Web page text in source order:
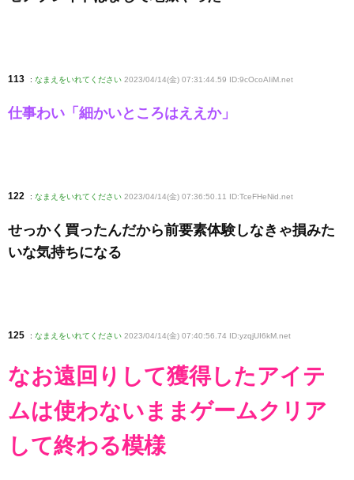
113 : なまえをいれてください 2023/04/14(金) 07:31:44.59 ID:9cOcoAIiM .net
仕事わい「細かいところはええか」
122 : なまえをいれてください 2023/04/14(金) 07:36:50.11 ID:TceFHeNid.net
せっかく買ったんだから前要素体験しなきゃ損みた
いな気持ちになる
125 : なまえをいれてください 2023/04/14(金) 07:40:56.74 ID:yzqjUI6kM.net
なお遠回りして獲得したアイテ
ムは使わないままゲームクリア
して終わる模様